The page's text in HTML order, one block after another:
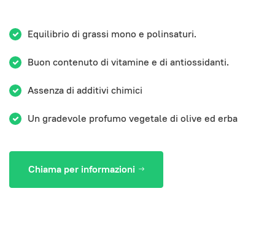
Equilibrio di grassi mono e polinsaturi.
Buon contenuto di vitamine e di antiossidanti.
Assenza di additivi chimici
Un gradevole profumo vegetale di olive ed erba
Chiama per informazioni